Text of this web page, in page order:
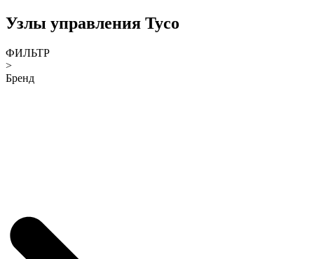
Узлы управления Tyco
ФИЛЬТР
>
Бренд